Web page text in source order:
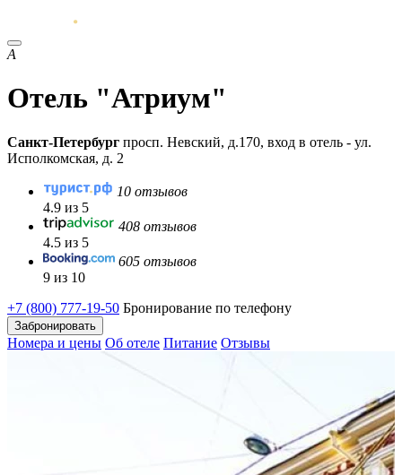
А
Отель "Атриум"
Санкт-Петербург просп. Невский, д.170, вход в отель - ул.
Исполкомская, д. 2
10 отзывов
4.9 из 5
408 отзывов
4.5 из 5
605 отзывов
9 из 10
+7 (800) 777-19-50 Бронирование по телефону
Забронировать
Номера и цены Об отеле Питание Отзывы